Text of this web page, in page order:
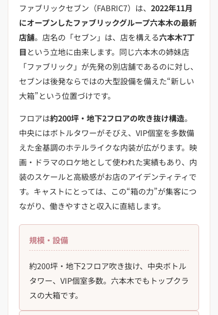
ファブリックセブン（FABRIC7）は、2022年11月
にオープンしたファブリックグループ六本木の最新
店舗。店名の「セブン」は、店を構える六本木7丁
目 という立地に由来します。同じ六本木の姉妹店
「ファブリック」が先発の別店舗であるのに対し、
セブンは後発ならではの大型設備を備えた“新しい
大箱”という位置づけです。
フロアは約200坪・地下2フロアの吹き抜け構造。
中央にはボトルタワーがそびえ、VIP個室を多数備
えた金基調のホテルライクな内装が広がります。映
画・ドラマのロケ地として使われた実績もあり、内
装のスケールと高級感がお店のアイデンティティで
す。キャストにとっては、この“箱の力”が集客につ
ながり、働きやすさと収入に直結します。
規模・設備
約200坪・地下2フロア吹き抜け、中央ボトル
タワー、VIP個室多数。六本木でもトップクラ
スの大箱です。